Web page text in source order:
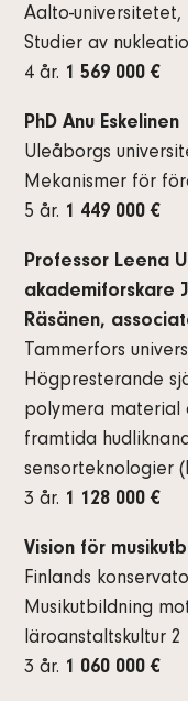
Aalto-
Studier av
4 år. 1 569 000 €
PhD Anu Eskelinen
Uleåborgs
Mekanismer för
5 år. 1 449 000 €
Professor Leena
akademiforskare
Räsänen,
Tammerfors
Högpresterande
polymera material
framtida
sensorteknologier
3 år. 1 128 000 €
Vision för
Finlands
Musikutbildning
läroanstaltskultur 2
3 år. 1 060 000 €